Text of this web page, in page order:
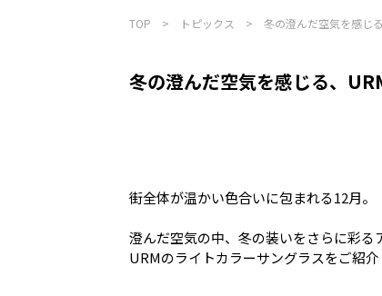
TOP > トピックス > 冬の澄んだ空気を感じ
冬の澄んだ空気を感じる、
街全体が温かい色合いに包まれる12月。
澄んだ空気の中、冬の装いをさらに彩る
URMのライトカラーサングラスをご紹介